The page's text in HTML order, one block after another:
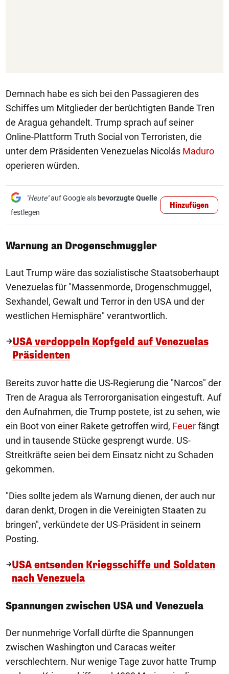
Demnach habe es sich bei den Passagieren des
Schiffes um Mitglieder der berüchtigten Bande Tren
de Aragua gehandelt. Trump sprach auf seiner
Online-Plattform Truth Social von Terroristen, die
unter dem Präsidenten Venezuelas Nicolás Maduro
operieren würden.
"Heute"auf Google als bevorzugte Quelle
festlegen
Hinzufügen
Warnung an Drogenschmuggler
Laut Trump wäre das sozialistische Staatsoberhaupt
Venezuelas für "Massenmorde, Drogenschmuggel,
Sexhandel, Gewalt und Terror in den USA und der
westlichen Hemisphäre" verantwortlich.
USA verdoppeln Kopfgeld auf Venezuelas
Präsidenten
Bereits zuvor hatte die US-Regierung die "Narcos" der
Tren de Aragua als Terrororganisation eingestuft. Auf
den Aufnahmen, die Trump postete, ist zu sehen, wie
ein Boot von einer Rakete getroffen wird, Feuerfängt
und in tausende Stücke gesprengt wurde. US-
Streitkräfte seien bei dem Einsatz nicht zu Schaden
gekommen.
"Dies sollte jedem als Warnung dienen, der auch nur
daran denkt, Drogen in die Vereinigten Staaten zu
bringen", verkündete der US-Präsident in seinem
Posting.
USA entsenden Kriegsschiffe und Soldaten
nach Venezuela
Spannungen zwischen USA und Venezuela
Der nunmehrige Vorfall dürfte die Spannungen
zwischen Washington und Caracas weiter
verschlechtern. Nur wenige Tage zuvor hatte Trump